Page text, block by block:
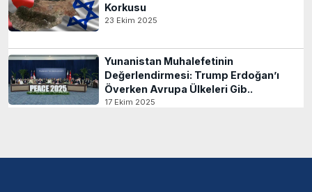
Korkusu
23 Ekim 2025
Yunanistan Muhalefetinin
Değerlendirmesi: Trump Erdoğan’ı
Överken Avrupa Ülkeleri Gib..
17 Ekim 2025